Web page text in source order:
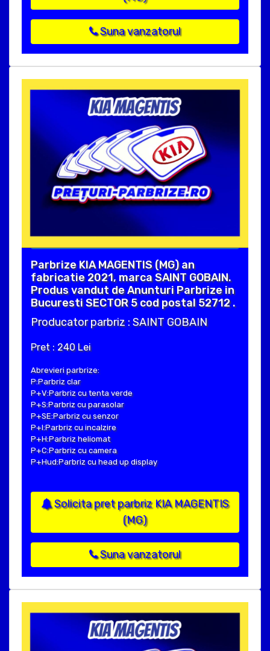
Suna vanzatorul
Parbrize KIA MAGENTIS (MG) an
fabricatie 2021, marca SAINT GOBAIN.
Produs vandut de Anunturi Parbrize in
Bucuresti SECTOR 5 cod postal 52712 .
Producator parbriz : SAINT GOBAIN
Pret : 240 Lei
Abrevieri parbrize:
P:Parbriz clar
P+V:Parbriz cu tenta verde
P+S:Parbriz cu parasolar
P+SE:Parbriz cu senzor
P+I:Parbriz cu incalzire
P+H:Parbriz heliomat
P+C:Parbriz cu camera
P+Hud:Parbriz cu head up display
Solicita pret parbriz KIA MAGENTIS
(MG)
Suna vanzatorul